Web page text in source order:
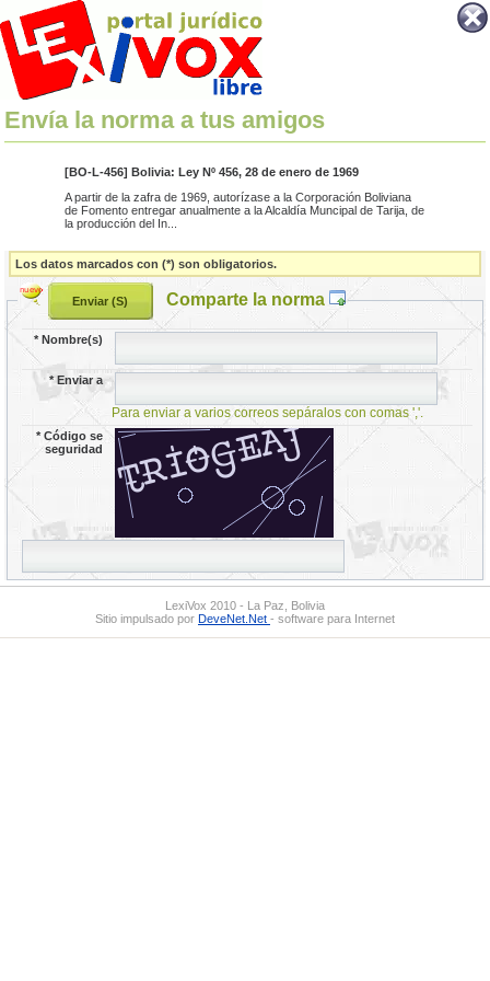
Envía la norma a tus amigos
[BO-L-456] Bolivia: Ley Nº 456, 28 de enero de 1969
A partir de la zafra de 1969, autorízase a la Corporación Boliviana
de Fomento entregar anualmente a la Alcaldía Muncipal de Tarija, de
la producción del In...
Los datos marcados con (*) son obligatorios.
Comparte la norma
*Nombre(s)
*Enviar a
Para enviar a varios correos sepáralos con comas ','.
*Código se
seguridad
LexiVox 2010 - La Paz, Bolivia
Sitio impulsado por DeveNet.Net - software para Internet